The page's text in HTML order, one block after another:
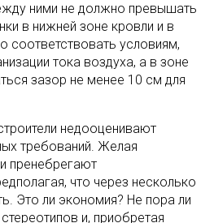
ними не должно превышать
в нижней зоне кровли и в
соответствовать условиям,
тока воздуха, а в зоне
зазор не менее 10 см для
недооценивают
требований. Желая
пренебрегают
что через несколько
Это ли экономия? Не пора ли
и, приобретая